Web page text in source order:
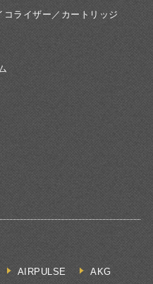
ライザー／カートリッジ
AIRPULSE
AKG